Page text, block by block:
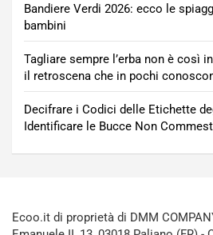
Bandiere Verdi 2026: ecco le
bambini
Tagliare sempre l’erba non è così
il retroscena che in pochi
Decifrare i Codici delle Etichette
Identificare le Bucce Non
Ecoo.it di proprietà di DMM